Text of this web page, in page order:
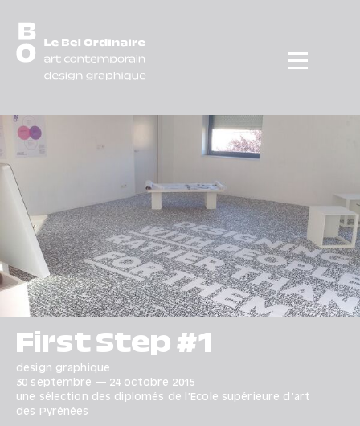
Menu
First Step #1
design graphique
30 septembre — 24 octobre 2015
une sélection des diplomés de l’Ecole supérieure d’art
des Pyrénées